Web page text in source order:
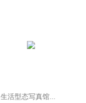
生活型态写真馆...